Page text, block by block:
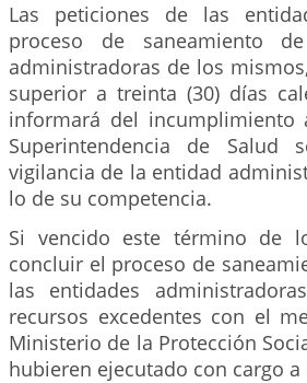
Las peticiones de las
proceso de saneamiento
administradoras de los
superior a treinta (30) días
informará del incumplimiento
Superintendencia de Salud
vigilancia de la entidad
lo de su competencia.
Si vencido este término de
concluir el proceso de
las entidades
recursos excedentes con el
Ministerio de la Protección
hubieren ejecutado con cargo a